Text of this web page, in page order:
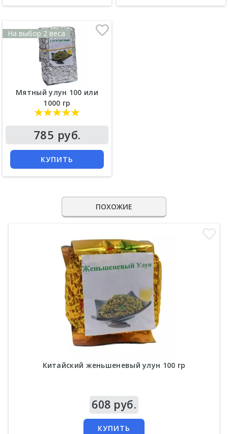
На выбор 2 веса
Мятный улун 100 или
1000 гр
785 руб.
КУПИТЬ
ПОХОЖИЕ
Китайский женьшеневый улун 100 гр
608 руб.
КУПИТЬ